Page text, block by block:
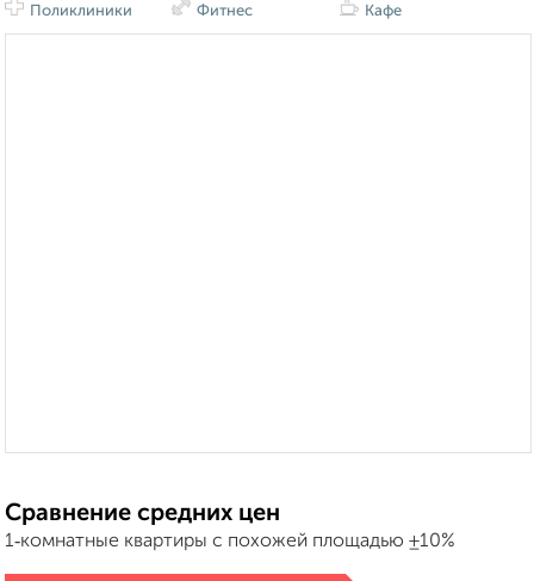
Поликлиники Фитнес Кафе
Сравнение средних цен
1‑комнатные квартиры с похожей площадью ±10%